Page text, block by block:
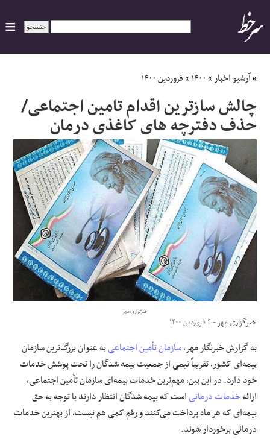
ایران
سیاسی
اقتصاد
ورزشی
جهان
اجتماعی
حوادث
علوم و فن آوری
فرهنگی و هنری
مقالات
»آرشیو اخبار»۱۴۰۰»فروردین ۱۴۰۰
چالش سازترین اقدام تامین اجتماعی/
حذف دفترچه های کاغذی درمان
خبرگزاری مهر
خبرگزاری مهر- ۴ فروردین ۱۴۰۰
به گزارش خبرنگار مهر،سازمان تأمین اجتماعیبه عنوان بزرگ‌ترین سازمان
بیمه‌ای کشور، تقریباً نیمی از جمعیت بیمه شدگان را تحت پوشش خدمات
خود دارد. در این بین، مهم‌ترین خدمات بیمه‌ای سازمان تأمین اجتماعی،
ارائهخدمات درمانیاست که بیمه شدگان انتظار دارند با توجه به حق
بیمه‌ای که هر ماه پرداخت می‌کنند و رقم کمی هم نیست، از بهترین خدمات
درمانی برخوردار شوند.